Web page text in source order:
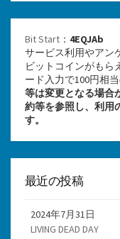
Bit Start ： 4EQJAb
サービス利用やアン
ビットコインがもら
ード入力で100円相
等は変更となる場合
約等を参照し、利用
す。
最近の投稿
2024年7月31日
LIVING DEAD DAY